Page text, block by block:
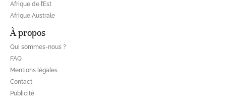
Afrique de l’Est
Afrique Australe
À propos
Qui sommes-nous ?
FAQ
Mentions légales
Contact
Publicité